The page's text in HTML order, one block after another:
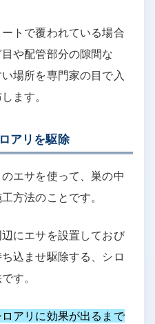
トで覆われている場合
や配管部分の隙間な
場所を専門家の目で入
ます。
アリを駆除
エサを使って、巣の中
方法のことです。
にエサを設置しておび
込ませ駆除する、シロ
す。
アリに効果が出るまで